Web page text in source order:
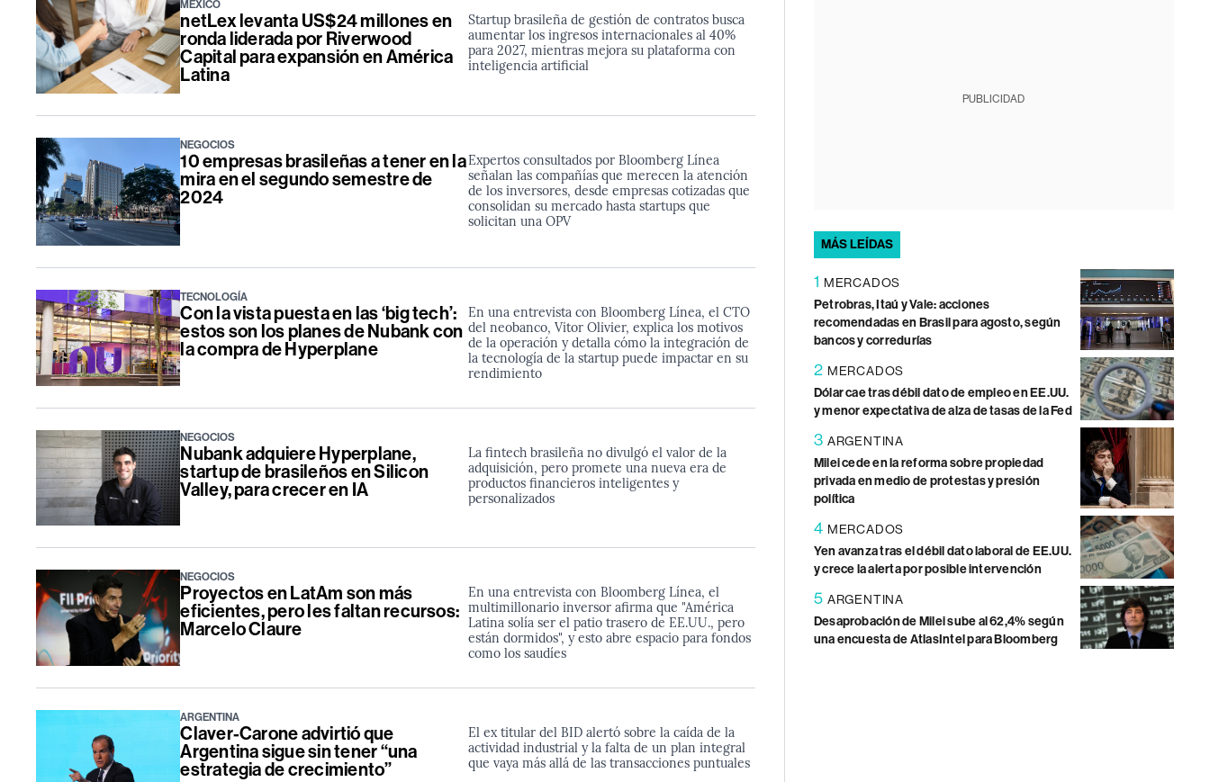
MÉXICO
netLex levanta US$24 millones en
ronda liderada por Riverwood
Capital para expansión en América
Latina
Startup brasileña de gestión de contratos busca
aumentar los ingresos internacionales al 40%
para 2027, mientras mejora su plataforma con
inteligencia artificial
NEGOCIOS
10 empresas brasileñas a tener en la
mira en el segundo semestre de
2024
Expertos consultados por Bloomberg Línea
señalan las compañías que merecen la atención
de los inversores, desde empresas cotizadas que
consolidan su mercado hasta startups que
solicitan una OPV
TECNOLOGÍA
Con la vista puesta en las ‘big tech’:
estos son los planes de Nubank con
la compra de Hyperplane
En una entrevista con Bloomberg Línea, el CTO
del neobanco, Vitor Olivier, explica los motivos
de la operación y detalla cómo la integración de
la tecnología de la startup puede impactar en su
rendimiento
NEGOCIOS
Nubank adquiere Hyperplane,
startup de brasileños en Silicon
Valley, para crecer en IA
La fintech brasileña no divulgó el valor de la
adquisición, pero promete una nueva era de
productos financieros inteligentes y
personalizados
NEGOCIOS
Proyectos en LatAm son más
eficientes, pero les faltan recursos:
Marcelo Claure
En una entrevista con Bloomberg Línea, el
multimillonario inversor afirma que "América
Latina solía ser el patio trasero de EE.UU., pero
están dormidos", y esto abre espacio para fondos
como los saudíes
ARGENTINA
Claver-Carone advirtió que
Argentina sigue sin tener “una
estrategia de crecimiento”
El ex titular del BID alertó sobre la caída de la
actividad industrial y la falta de un plan integral
que vaya más allá de las transacciones puntuales
PUBLICIDAD
MÁS LEÍDAS
1 MERCADOS
Petrobras, Itaú y Vale: acciones
recomendadas en Brasil para agosto, según
bancos y corredurías
2 MERCADOS
Dólar cae tras débil dato de empleo en EE.UU.
y menor expectativa de alza de tasas de la Fed
3 ARGENTINA
Milei cede en la reforma sobre propiedad
privada en medio de protestas y presión
política
4 MERCADOS
Yen avanza tras el débil dato laboral de EE.UU.
y crece la alerta por posible intervención
5 ARGENTINA
Desaprobación de Milei sube al 62,4% según
una encuesta de AtlasIntel para Bloomberg